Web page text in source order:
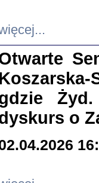
Koszarska-
o